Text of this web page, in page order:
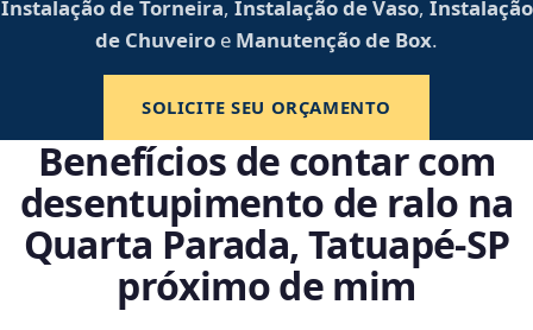
Instalação de Torneira, Instalação de Vaso, Instalação
de Chuveiro e Manutenção de Box.
SOLICITE SEU ORÇAMENTO
Benefícios de contar com
desentupimento de ralo na
Quarta Parada, Tatuapé‑SP
próximo de mim